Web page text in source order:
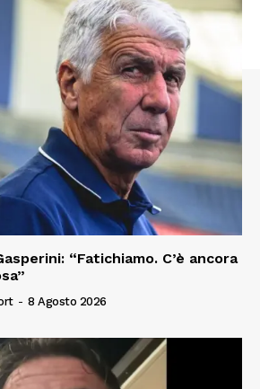
“Fatichiamo. C’è ancora
- 8 Agosto 2026